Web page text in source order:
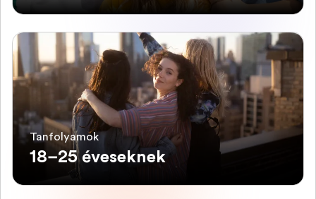
Tanfolyamok
18–25 éveseknek